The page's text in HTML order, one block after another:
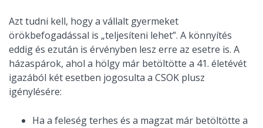
Azt tudni kell, hogy a vállalt gyermeket
örökbefogadással is „teljesíteni lehet”. A könnyítés
eddig és ezután is érvényben lesz erre az esetre is. A
házaspárok, ahol a hölgy már betöltötte a 41. életévét
igazából két esetben jogosulta a CSOK plusz
igénylésére:
Ha a feleség terhes és a magzat már betöltötte a